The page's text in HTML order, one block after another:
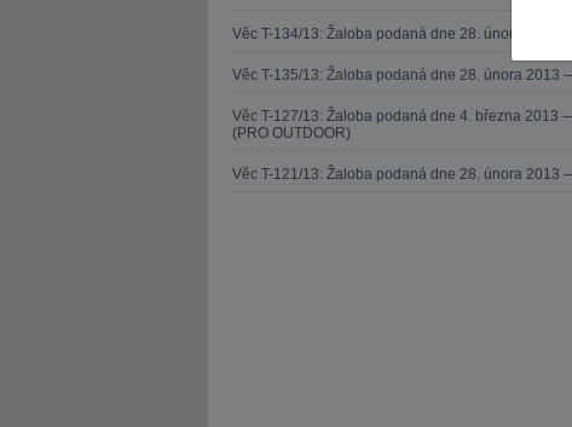
Věc T-134/13: Žaloba podaná dne 28. února 2013
Věc T-135/13: Žaloba podaná dne 28. února 2013
Věc T-127/13: Žaloba podaná dne 4. března 2013
(PRO OUTDOOR)
Věc T-121/13: Žaloba podaná dne 28. února 2013